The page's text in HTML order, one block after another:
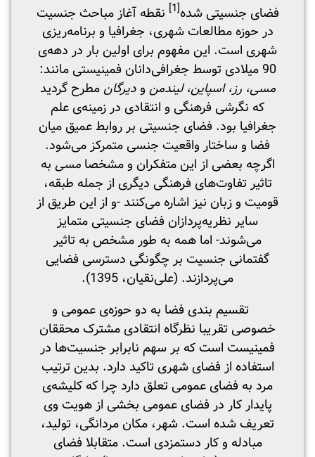
فضای جنسیتی شده[1]
نقطه آغاز مباحث جنسیت
در حوزه مطالعات شهری، جغرافیا و برنامه‌ریزی
شهری است. این مفهوم برای اولین بار در دهه‌ی
90 میلادی توسط جغرافی‌دانان فمینیستی مانند:
مسی، رز، اسپاین، لیندمن و دیرگانمطرح گردید
که نگرشی فرهنگی و انتقادی در زمینه‌ی علم
جغرافیا بود. فضای جنسیتی بر روابط عمیق میان
فضا و ساختار واقعیت جنسی متمرکز می‌شود.
اگرچه بعضی از این متفکران و مشخصامسی به
تاثیر تفاوت‌های فرهنگی دیگری از جمله طبقه،
قومیت و زبان نیز اشاره می‌کنند -و از این طریق از
سایر نظریه‌پردازان فضای جنسیتی متمایز
می‌شوند- اما همه به طور مشخص به تاثیر
گفتمانی جنسیت بر چگونگی دسترسی فضایی
می‌پردازند. (علی‌نقیان، 1395).
تقسیم بندی فضا به دو حوزه‌ی عمومی و
خصوصی تقریبا نظرگاه انتقادی مشترک محققان
فمینیست است که بر سهم نابرابر جنسیت‌ها در
استفاده از فضای شهری تاکید دارد. بدین ترتیب
مرد به فضای عمومی تعلق دارد چرا که کلیشه‌ی
پایدار کار در فضای عمومی بخشی از هویت وی
تعریف شده است. شهر، مکان مردانگی، تولید،
مبادله و کار دستمزدی است. متقابلا فضای